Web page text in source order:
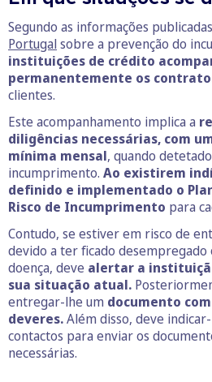
Segundo as informações
Portugal sobre a prevenção do
instituições de crédito
permanentemente os
clientes.
Este acompanhamento implica a
diligências necessárias, com
mínima mensal, quando
incumprimento. Ao existirem
definido e implementado o
Risco de Incumprimento para
Contudo, se estiver em risco de
devido a ter ficado
doença, deve alertar a
sua situação atual.
entregar-lhe um documento
deveres.Além disso, deve
contactos para enviar os
necessárias.